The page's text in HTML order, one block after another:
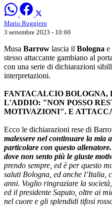
Mario Ruggiero
3 settembre 2023 - 10:00
Musa Barrow lascia il Bologna e
stesso attaccante gambiano al
con una serie di dichiarazioni
interpretazioni.
FANTACALCIO BOLOGNA,
L'ADDIO: "NON POSSO
MOTIVAZIONI". E
Ecco le dichiarazioni rese di
malessere nel continuare la mia
particolare con questo allenatore.
dove non sento più le giuste
prendo sempre, ed è per questo
saluti Bologna, ed anche l’Italia,
anni. Voglio ringraziare la
ed il presidente Saputo, oltre ai
nel cuore e gli splendidi tifosi